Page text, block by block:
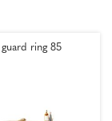
ring 85